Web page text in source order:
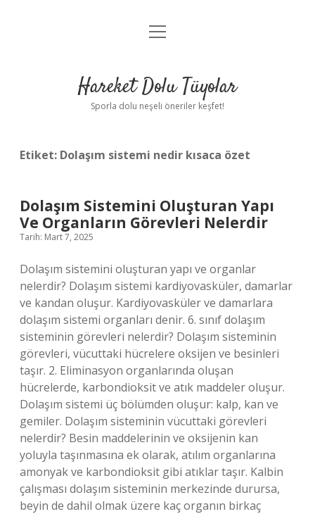
Anasayfa
Yasal Uyarı
menüyü
Hareket Dolu Tüyolar
Sporla dolu neşeli öneriler keşfet!
Etiket: Dolaşım sistemi nedir kısaca özet
Dolaşım Sistemini Oluşturan Yapı
Ve Organların Görevleri Nelerdir
Tarih: Mart 7, 2025
Dolaşım sistemini oluşturan yapı ve organlar
nelerdir? Dolaşım sistemi kardiyovasküler, damarlar
ve kandan oluşur. Kardiyovasküler ve damarlara
dolaşım sistemi organları denir. 6. sınıf dolaşım
sisteminin görevleri nelerdir? Dolaşım sisteminin
görevleri, vücuttaki hücrelere oksijen ve besinleri
taşır. 2. Eliminasyon organlarında oluşan
hücrelerde, karbondioksit ve atık maddeler oluşur.
Dolaşım sistemi üç bölümden oluşur: kalp, kan ve
gemiler. Dolaşım sisteminin vücuttaki görevleri
nelerdir? Besin maddelerinin ve oksijenin kan
yoluyla taşınmasına ek olarak, atılım organlarına
amonyak ve karbondioksit gibi atıklar taşır. Kalbin
çalışması dolaşım sisteminin merkezinde durursa,
beyin de dahil olmak üzere kaç organın birkaç